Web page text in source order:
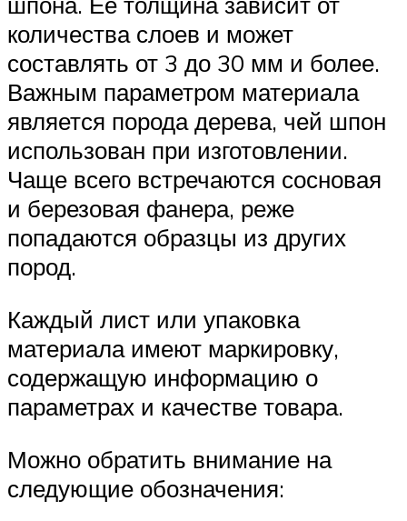
количества слоев и может
составлять от 3 до 30 мм и более.
Важным параметром материала
является порода дерева, чей шпон
использован при изготовлении.
Чаще всего встречаются сосновая
и березовая фанера, реже
попадаются образцы из других
пород.
Каждый лист или упаковка
материала имеют маркировку,
содержащую информацию о
параметрах и качестве товара.
Можно обратить внимание на
следующие обозначения: